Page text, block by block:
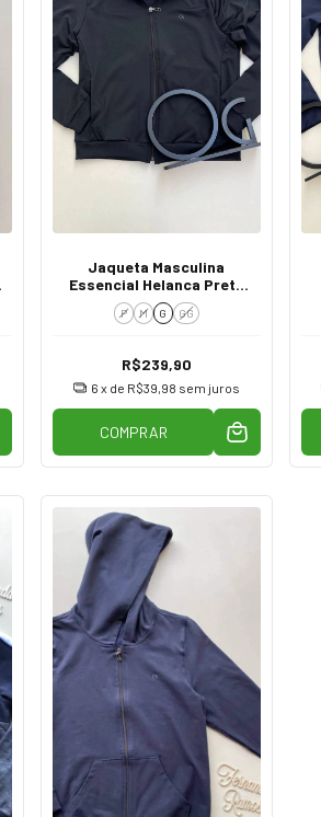
Jaqueta Masculina
Essencial Helanca Preta
0005
P M G GG
R$239,90
6 x de R$39,98 sem juros
COMPRAR